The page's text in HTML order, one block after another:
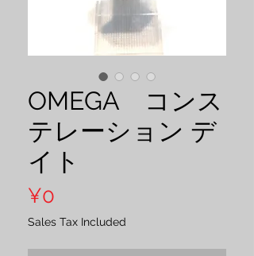
OMEGA コンス
テレーション デ
イト
¥0
Sales Tax Included